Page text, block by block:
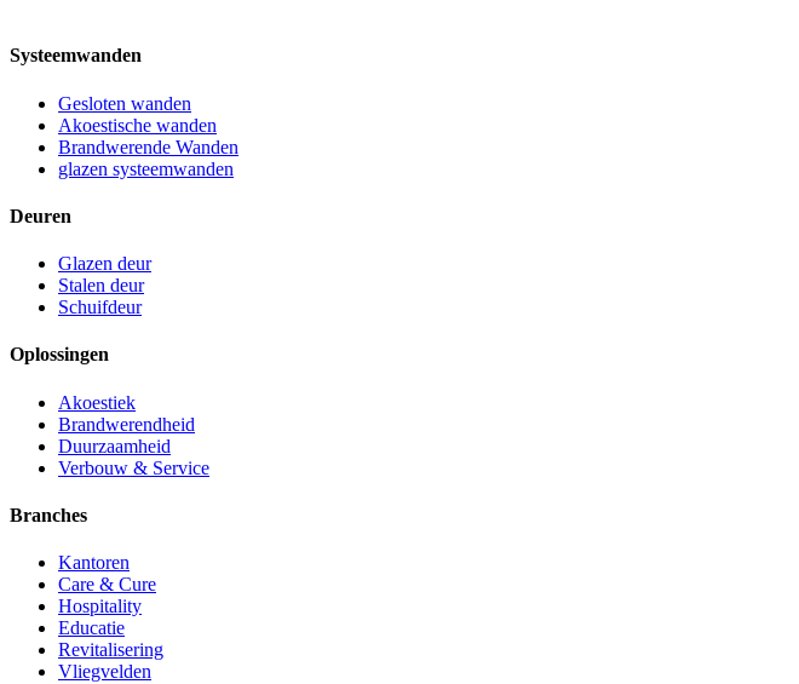
Systeemwanden
Gesloten wanden
Akoestische wanden
Brandwerende Wanden
glazen systeemwanden
Deuren
Glazen deur
Stalen deur
Schuifdeur
Oplossingen
Akoestiek
Brandwerendheid
Duurzaamheid
Verbouw & Service
Branches
Kantoren
Care & Cure
Hospitality
Educatie
Revitalisering
Vliegvelden